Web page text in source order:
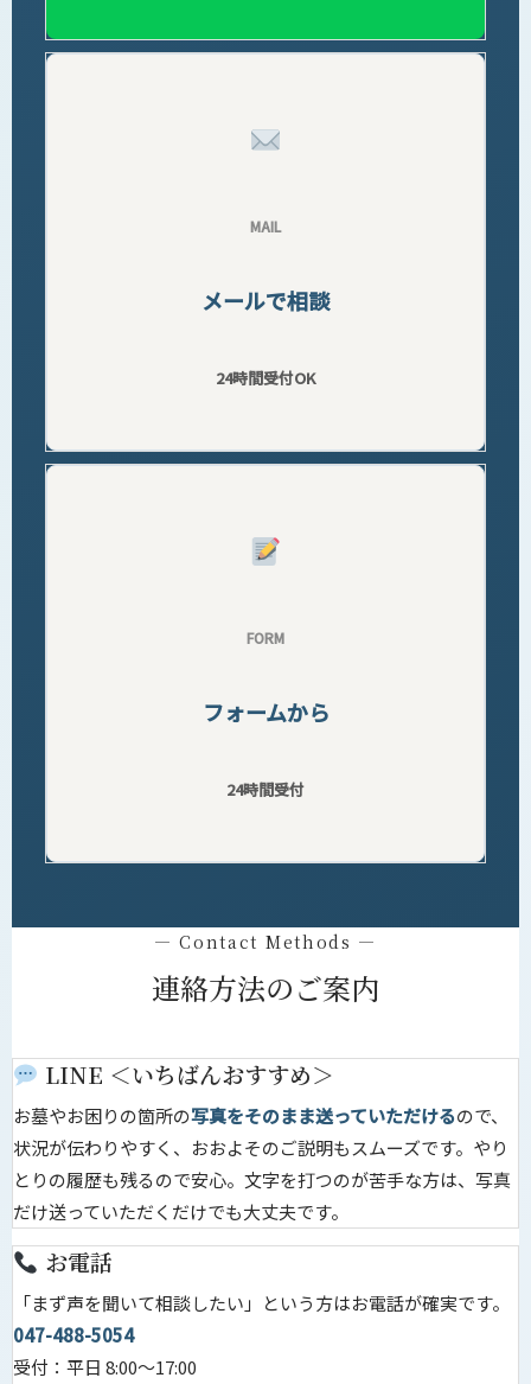
MAIL
メールで相談
24時間受付OK
FORM
フォームから
24時間受付
— Contact Methods —
連絡方法のご案内
LINE ＜いちばんおすすめ＞
お墓やお困りの箇所の写真をそのまま送っていただけるので、
状況が伝わりやすく、おおよそのご説明もスムーズです。やり
とりの履歴も残るので安心。文字を打つのが苦手な方は、写真
だけ送っていただくだけでも大丈夫です。
お電話
「まず声を聞いて相談したい」という方はお電話が確実です。
047-488-5054
受付：平日 8:00〜17:00